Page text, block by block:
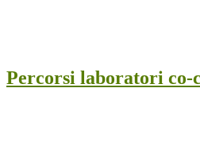
Percorsi laboratori